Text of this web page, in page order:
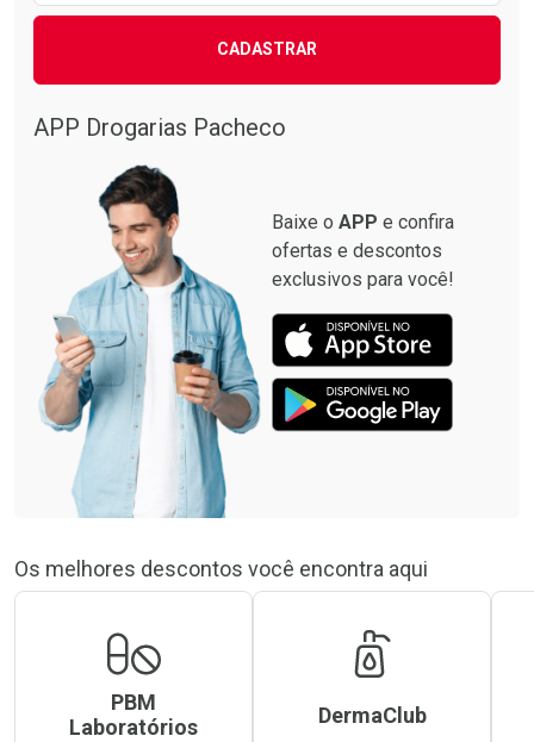
CADASTRAR
APP Drogarias Pacheco
Baixe o APP e confira
ofertas e descontos
exclusivos para você!
Os melhores descontos você encontra aqui
PBM
Laboratórios
DermaClub